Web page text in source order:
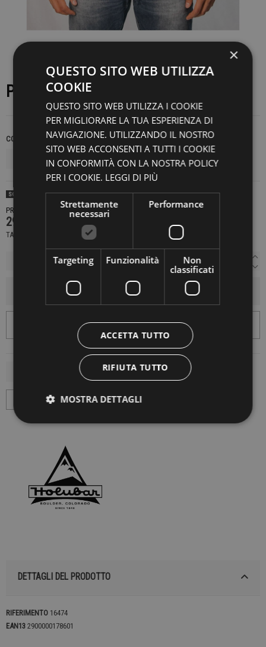
PIUMINO HOLUBAR
COLORE TAGLIE INTERNAZIONALI
SOLD OUT
PRODOTTO NON DISPONIBILE CONTATTACI PER SAPERE DI PIÙ
299,40 €
TASSE INCLUSE
AGGIUNGI AL CARRELLO
DETTAGLI DEL PRODOTTO
RIFERIMENTO 16474
EAN13 2900000178601
×
QUESTO SITO WEB UTILIZZA
COOKIE
QUESTO SITO WEB UTILIZZA I COOKIE
PER MIGLIORARE LA TUA ESPERIENZA DI
NAVIGAZIONE. UTILIZZANDO IL NOSTRO
SITO WEB ACCONSENTI A TUTTI I COOKIE
IN CONFORMITÀ CON LA NOSTRA POLICY
PER I COOKIE. LEGGI DI PIÙ
Strettamente
necessari
Performance
Targeting Funzionalità
Non
classificati
ACCETTA TUTTO
RIFIUTA TUTTO
MOSTRA DETTAGLI